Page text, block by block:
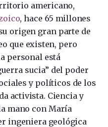
americano,
, hace 65 millones
origen gran parte de
que existen, pero
personal está
sucia” del poder
y políticos de los
activista. Ciencia y
mano con María
ingeniera geológica